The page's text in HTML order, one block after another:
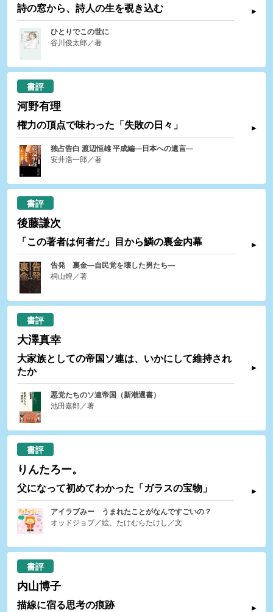
詩の窓から、詩人の生を覗き込む
ひとりでこの世に
谷川俊太郎／著
書評
河野有理
権力の頂点で味わった「失敗の日々」
独占告白 渡辺恒雄 平成編―日本への遺言―
安井浩一郎／著
書評
後藤謙次
「この著者は何者だ」目から鱗の裏金内幕
告発 裏金―自民党を壊した男たち―
桐山煌／著
書評
大澤真幸
大家族としての帝国ソ連は、いかにして維持され
たか
悪党たちのソ連帝国（新潮選書）
池田嘉郎／著
書評
りんたろー。
父になって初めてわかった「ガラスの宝物」
アイラブみー うまれたことがなんですごいの？
オッドジョブ／絵、たけむらたけし／文
書評
内山博子
描線に宿る思考の痕跡